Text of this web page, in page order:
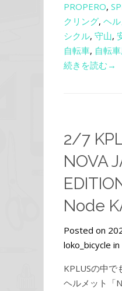
PROPERO,
クリング, ヘ
シクル, 守山,
自転車, 自転
続きを読む→
2/7
NOVA
Node
Posted on
loko_bicycle in
KPLUSの中で
ヘルメット「